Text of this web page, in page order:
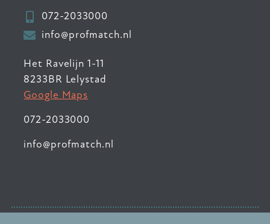
072-2033000
info@profmatch.nl
Het Ravelijn 1-11
8233BR Lelystad
Google Maps
072-2033000
info@profmatch.nl